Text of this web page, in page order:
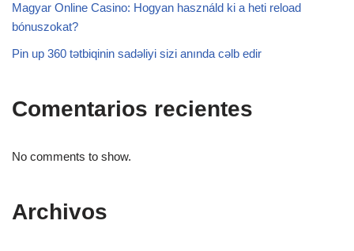
Magyar Online Casino: Hogyan használd ki a heti reload
bónuszokat?
Pin up 360 tətbiqinin sadəliyi sizi anında cəlb edir
Comentarios recientes
No comments to show.
Archivos